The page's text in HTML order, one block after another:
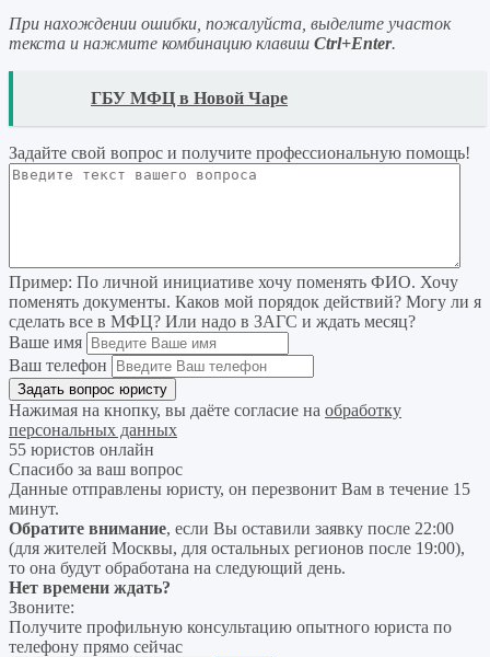
При нахождении ошибки, пожалуйста, выделите участок
текста и нажмите комбинацию клавиш Ctrl+Enter.
ГБУ МФЦ в Новой Чаре
Задайте свой вопрос и получите профессиональную помощь!
Пример: По личной инициативе хочу поменять ФИО. Хочу
поменять документы. Каков мой порядок действий? Могу ли я
сделать все в МФЦ? Или надо в ЗАГС и ждать месяц?
Ваше имя
Ваш телефон
Нажимая на кнопку, вы даёте согласие на обработку
персональных данных
55 юристов онлайн
Спасибо за ваш вопрос
Данные отправлены юристу, он перезвонит Вам в течение 15
минут.
Обратите внимание, если Вы оставили заявку после 22:00
(для жителей Москвы, для остальных регионов после 19:00),
то она будут обработана на следующий день.
Нет времени ждать?
Звоните:
Получите профильную консультацию опытного юриста по
телефону прямо сейчас